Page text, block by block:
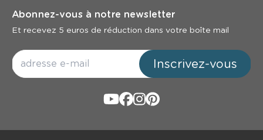
Abonnez-vous à notre newsletter
Et recevez 5 euros de réduction dans votre boîte mail
Inscrivez-vous